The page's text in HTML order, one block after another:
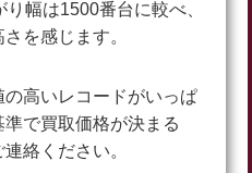
幅は1500番台に較べ、
を感じます。
高いレコードがいっぱ
で買取価格が決まる
絡ください。